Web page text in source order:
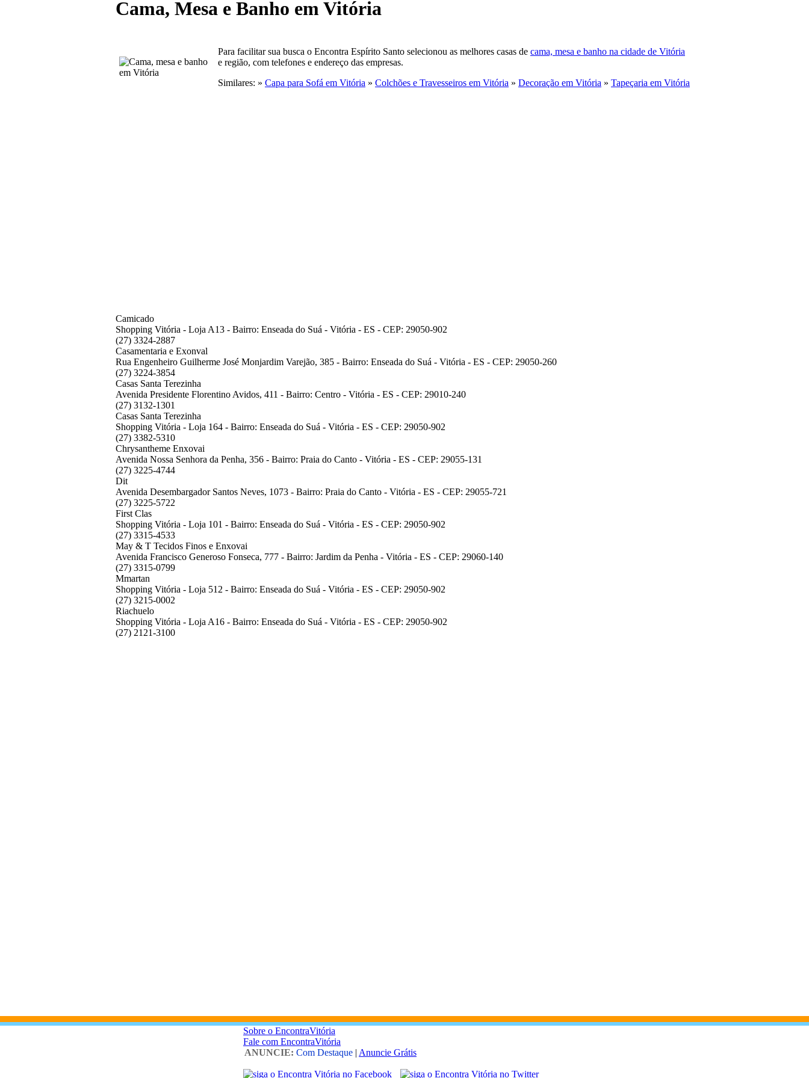
Cama, Mesa e Banho em Vitória
Para facilitar sua busca o Encontra Espírito Santo selecionou as melhores casas de cama, mesa e banho na cidade de Vitória
e região, com telefones e endereço das empresas.
Similares: » Capa para Sofá em Vitória » Colchões e Travesseiros em Vitória » Decoração em Vitória » Tapeçaria em Vitória
Camicado
Shopping Vitória - Loja A13 - Bairro: Enseada do Suá - Vitória - ES - CEP: 29050-902
(27) 3324-2887
Casamentaria e Exonval
Rua Engenheiro Guilherme José Monjardim Varejão, 385 - Bairro: Enseada do Suá - Vitória - ES - CEP: 29050-260
(27) 3224-3854
Casas Santa Terezinha
Avenida Presidente Florentino Avidos, 411 - Bairro: Centro - Vitória - ES - CEP: 29010-240
(27) 3132-1301
Casas Santa Terezinha
Shopping Vitória - Loja 164 - Bairro: Enseada do Suá - Vitória - ES - CEP: 29050-902
(27) 3382-5310
Chrysantheme Enxovai
Avenida Nossa Senhora da Penha, 356 - Bairro: Praia do Canto - Vitória - ES - CEP: 29055-131
(27) 3225-4744
Dit
Avenida Desembargador Santos Neves, 1073 - Bairro: Praia do Canto - Vitória - ES - CEP: 29055-721
(27) 3225-5722
First Clas
Shopping Vitória - Loja 101 - Bairro: Enseada do Suá - Vitória - ES - CEP: 29050-902
(27) 3315-4533
May & T Tecidos Finos e Enxovai
Avenida Francisco Generoso Fonseca, 777 - Bairro: Jardim da Penha - Vitória - ES - CEP: 29060-140
(27) 3315-0799
Mmartan
Shopping Vitória - Loja 512 - Bairro: Enseada do Suá - Vitória - ES - CEP: 29050-902
(27) 3215-0002
Riachuelo
Shopping Vitória - Loja A16 - Bairro: Enseada do Suá - Vitória - ES - CEP: 29050-902
(27) 2121-3100
Sobre o EncontraVitória
Fale com EncontraVitória
ANUNCIE: Com Destaque | Anuncie Grátis